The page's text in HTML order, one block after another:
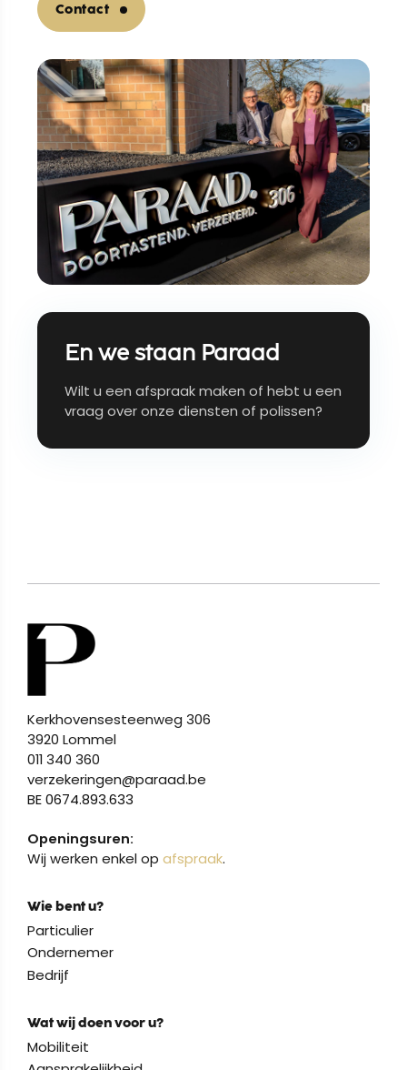
Contact
En we staan Paraad
Wilt u een afspraak maken of hebt u een
vraag over onze diensten of polissen?
Kerkhovensesteenweg 306
3920 Lommel
011 340 360
verzekeringen@paraad.be
BE 0674.893.633
Openingsuren:
Wij werken enkel op afspraak.
Wie bent u?
Particulier
Ondernemer
Bedrijf
Wat wij doen voor u?
Mobiliteit